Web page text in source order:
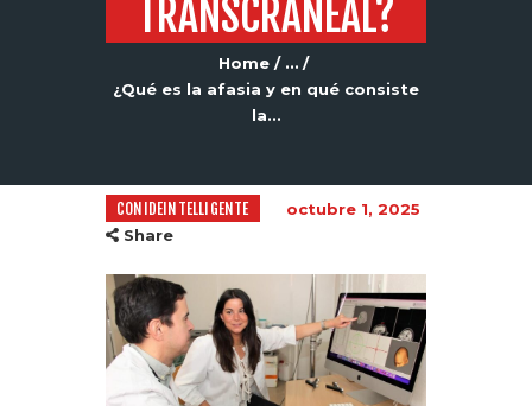
TRANSCRANEAL?
Home
...
¿Qué es la afasia y en qué consiste
la...
CONIDEINTELLIGENTE
octubre 1, 2025
Share